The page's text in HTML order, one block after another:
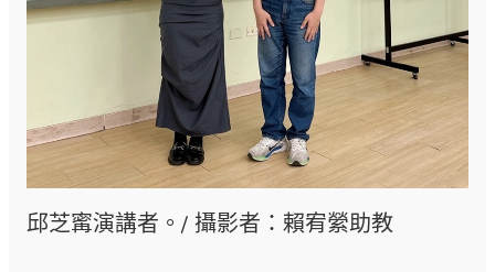
邱芝寗演講者。/ 攝影者：賴宥縈助教